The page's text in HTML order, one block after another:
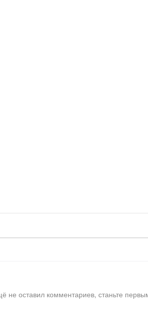
не оставил комментариев, станьте